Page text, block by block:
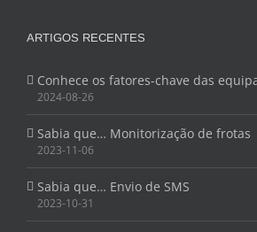
ARTIGOS RECENTES
Conhece os fatores-chave das
2024-08-26
Sabia que… Monitorização de frotas
2023-11-06
Sabia que… Envio de SMS
2023-10-31